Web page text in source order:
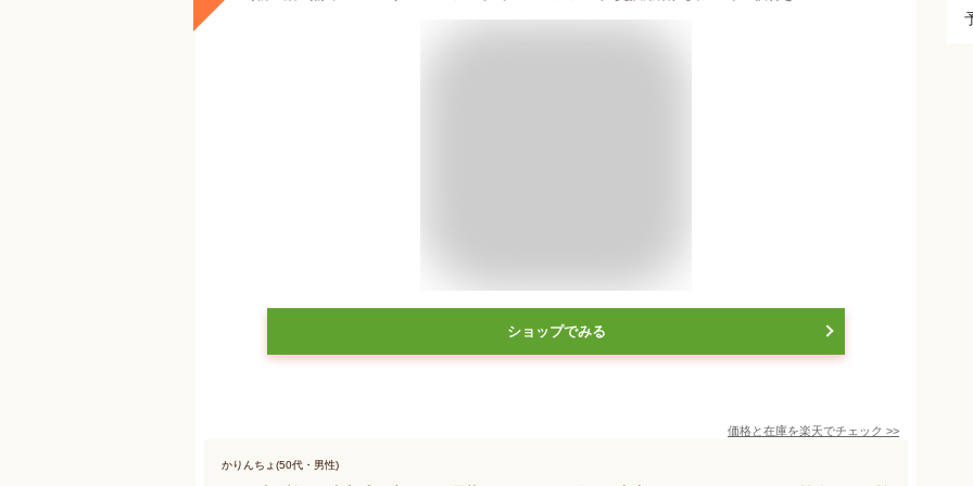
ショップでみる
価格と在庫を楽天でチェック >>
かりんちょ(50代・男性)